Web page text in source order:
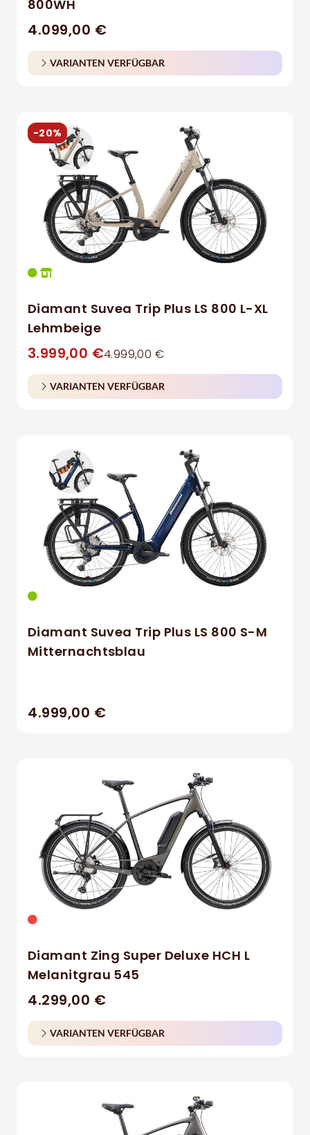
800WH
4.099,00 €
VARIANTEN VERFÜGBAR
-20%
Diamant Suvea Trip Plus LS 800 L-XL
Lehmbeige
3.999,00 €4.999,00 €
VARIANTEN VERFÜGBAR
Diamant Suvea Trip Plus LS 800 S-M
Mitternachtsblau
4.999,00 €
Diamant Zing Super Deluxe HCH L
Melanitgrau 545
4.299,00 €
VARIANTEN VERFÜGBAR